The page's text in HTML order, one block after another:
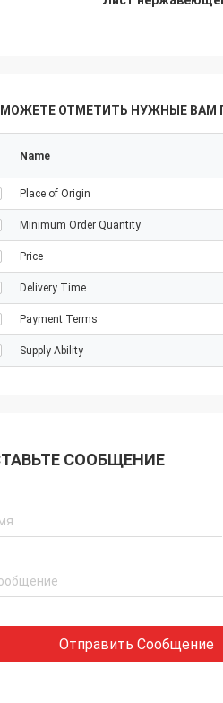
ОТМЕТИТЬ НУЖНЫЕ ВАМ
Name
Place of Origin
Minimum Order Quantity
Price
Delivery Time
Payment Terms
Supply Ability
СООБЩЕНИЕ
Отправить Сообщение